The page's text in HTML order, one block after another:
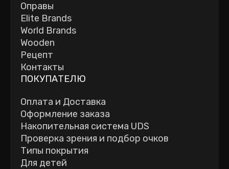
Оправы
Elite Brands
World Brands
Wooden
Рецепт
Контакты
ПОКУПАТЕЛЮ
Оплата и Доставка
Оформление заказа
Накопительная система UDS
Проверка зрения и подбор очков
Типы покрытия
Для детей